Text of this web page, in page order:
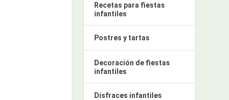
Recetas para fiestas
infantiles
Postres y tartas
Decoración de fiestas
infantiles
Disfraces infantiles